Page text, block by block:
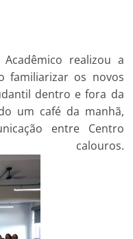
realizou a
familiarizar os novos
dentro e fora da
um café da manhã,
entre Centro
calouros.